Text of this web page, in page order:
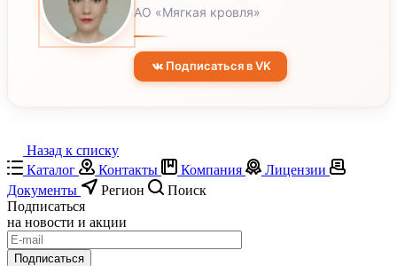
АО «Мягкая кровля»
Подписаться в VK
Назад к списку
Каталог
Контакты Компания
Лицензии
Документы
Регион
Поиск
Подписаться
на новости и акции
Подписаться